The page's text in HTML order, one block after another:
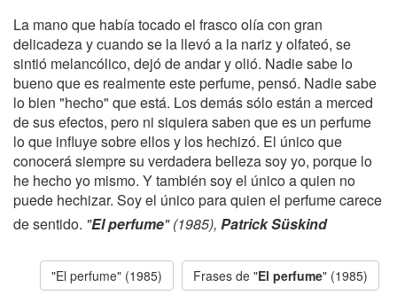
La mano que había tocado el frasco olía con gran
delicadeza y cuando se la llevó a la nariz y olfateó, se
sintió melancólico, dejó de andar y olió. Nadie sabe lo
bueno que es realmente este perfume, pensó. Nadie sabe
lo bien "hecho" que está. Los demás sólo están a merced
de sus efectos, pero ni siquiera saben que es un perfume
lo que influye sobre ellos y los hechizó. El único que
conocerá siempre su verdadera belleza soy yo, porque lo
he hecho yo mismo. Y también soy el único a quien no
puede hechizar. Soy el único para quien el perfume carece
de sentido. "El perfume" (1985), Patrick Süskind
"El perfume" (1985) Frases de "El perfume" (1985)